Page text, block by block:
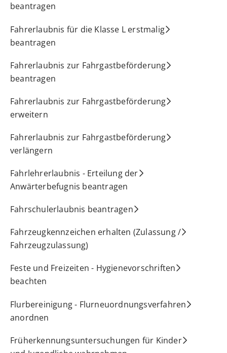
beantragen
Fahrerlaubnis für die Klasse L erstmalig
beantragen
Fahrerlaubnis zur Fahrgastbeförderung
beantragen
Fahrerlaubnis zur Fahrgastbeförderung
erweitern
Fahrerlaubnis zur Fahrgastbeförderung
verlängern
Fahrlehrerlaubnis - Erteilung der
Anwärterbefugnis beantragen
Fahrschulerlaubnis beantragen
Fahrzeugkennzeichen erhalten (Zulassung /
Fahrzeugzulassung)
Feste und Freizeiten - Hygienevorschriften
beachten
Flurbereinigung - Flurneuordnungsverfahren
anordnen
Früherkennungsuntersuchungen für Kinder